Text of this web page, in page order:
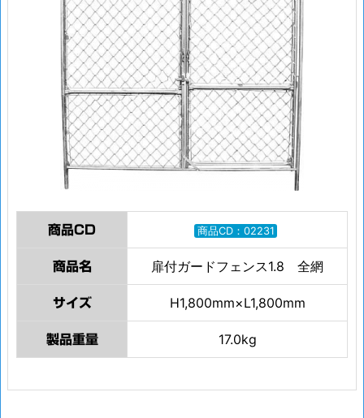
商品CD 商品CD：02231
商品名 扉付ガードフェンス1.8 全網
サイズ H1,800mm×L1,800mm
製品重量 17.0kg